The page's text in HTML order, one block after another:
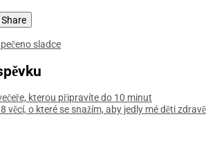
Share
sladce
kterou připravíte do 10 minut
věcí, o které se snažím, aby jedly mé děti zdravě